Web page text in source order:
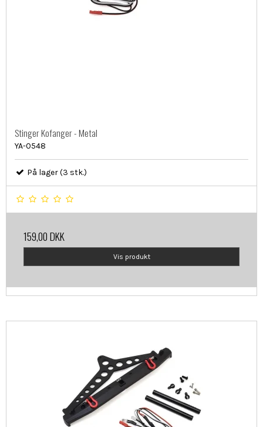
Stinger Kofanger - Metal
YA-0548
På lager (3 stk.)
159,00 DKK
Vis produkt